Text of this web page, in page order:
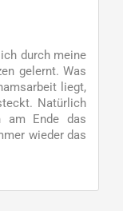
durch meine
gelernt. Was
liegt,
Natürlich
am Ende das
wieder das